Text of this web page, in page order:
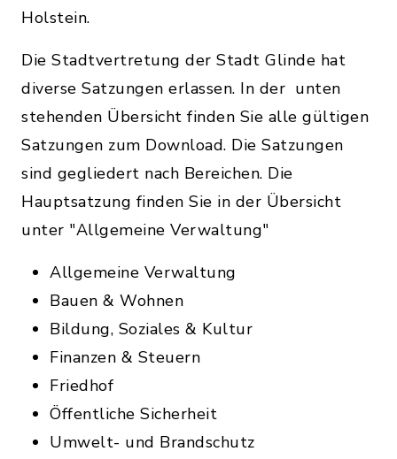
Holstein.
Die Stadtvertretung der Stadt Glinde hat
diverse Satzungen erlassen. In der unten
stehenden Übersicht finden Sie alle gültigen
Satzungen zum Download. Die Satzungen
sind gegliedert nach Bereichen. Die
Hauptsatzung finden Sie in der Übersicht
unter "Allgemeine Verwaltung"
Allgemeine Verwaltung
Bauen & Wohnen
Bildung, Soziales & Kultur
Finanzen & Steuern
Friedhof
Öffentliche Sicherheit
Umwelt- und Brandschutz